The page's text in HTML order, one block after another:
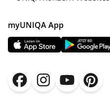
myUNIQA App